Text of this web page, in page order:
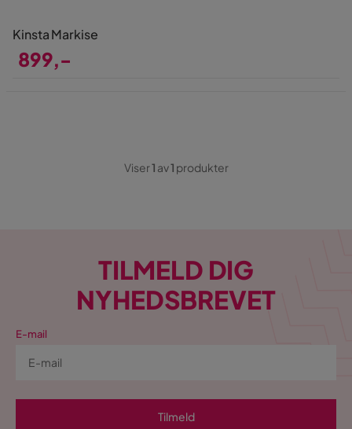
Kinsta Markise
899,-
Viser1 av1 produkter
TILMELD DIG
NYHEDSBREVET
E-mail
Tilmeld